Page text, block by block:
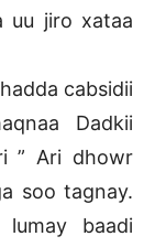
uu jiro xataa
cabsidii
Dadkii
” Ari dhowr
soo tagnay.
baadi